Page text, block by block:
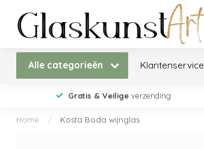
Alle categorieën Klantenservice
Gratis & Veiligeverzending
Home / Kosta Boda wijnglas